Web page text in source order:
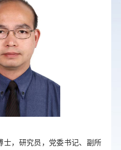
，研究员，党委书记、副所